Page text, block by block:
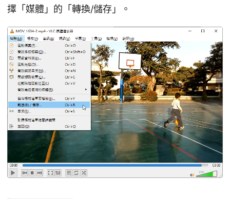
擇「媒體」的「轉換/儲存」。